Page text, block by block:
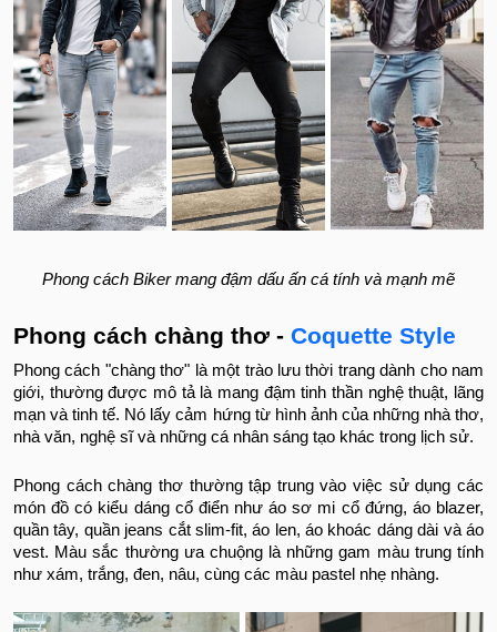
Phong cách Biker mang đậm dấu ấn cá tính và mạnh mẽ
Phong cách chàng thơ - Coquette Style
Phong cách "chàng thơ" là một trào lưu thời trang dành cho nam
giới, thường được mô tả là mang đậm tinh thần nghệ thuật, lãng
mạn và tinh tế. Nó lấy cảm hứng từ hình ảnh của những nhà thơ,
nhà văn, nghệ sĩ và những cá nhân sáng tạo khác trong lịch sử.
Phong cách chàng thơ thường tập trung vào việc sử dụng các
món đồ có kiểu dáng cổ điển như áo sơ mi cổ đứng, áo blazer,
quần tây, quần jeans cắt slim-fit, áo len, áo khoác dáng dài và áo
vest. Màu sắc thường ưa chuộng là những gam màu trung tính
như xám, trắng, đen, nâu, cùng các màu pastel nhẹ nhàng.